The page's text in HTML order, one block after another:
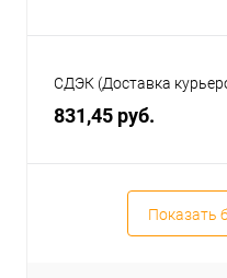
СДЭК (Доставка
831,45 руб.
Показать